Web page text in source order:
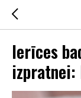
Ierīces
izpratnei: